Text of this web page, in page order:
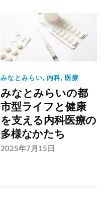
みなとみらい, 内科,医療
みなとみらいの都
市型ライフと健康
を支える内科医療の
多様なかたち
2025年7月15日